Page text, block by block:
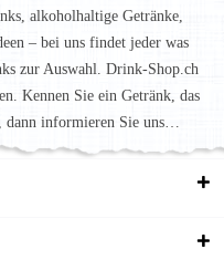
alkoholhaltige Getränke,
– bei uns findet jeder was
zur Auswahl. Drink-Shop.ch
Kennen Sie ein Getränk, das
informieren Sie uns…